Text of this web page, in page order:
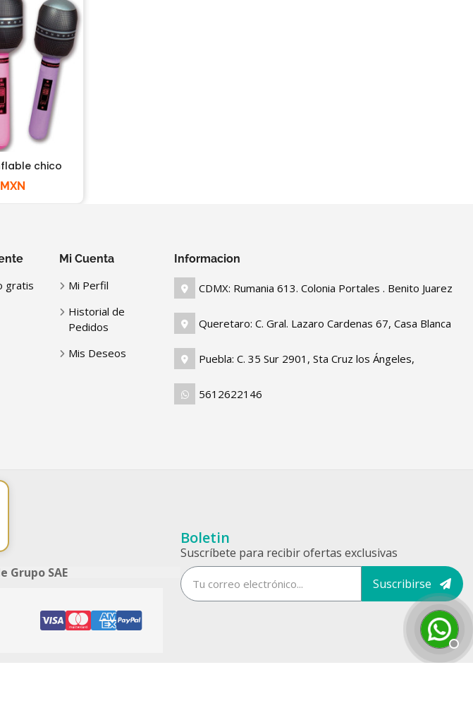
chico
gratis
Mi Cuenta
Mi Perfil
Historial de
Pedidos
Mis Deseos
Informacion
CDMX: Rumania 613. Colonia Portales . Benito Juarez
Queretaro: C. Gral. Lazaro Cardenas 67, Casa Blanca
Puebla: C. 35 Sur 2901, Sta Cruz los Ángeles,
5612622146
Grupo SAE
Boletin
Suscríbete para recibir ofertas exclusivas
Suscribirse